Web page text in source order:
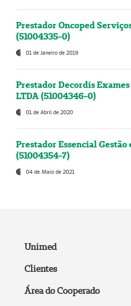
Prestador Oncoped
(51004335-0)
01 de Janeiro de 2019
Prestador Decordis
LTDA (51004346-0)
01 de Abril de 2020
Prestador Essencial Gestão
(51004354-7)
04 de Maio de 2021
Unimed
Clientes
Área do Cooperado